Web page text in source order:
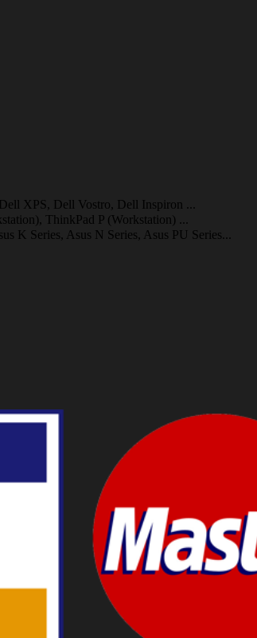
XPS, Dell Vostro, Dell Inspiron ...
ThinkPad P (Workstation)
K Series, Asus N Series, Asus PU Series...